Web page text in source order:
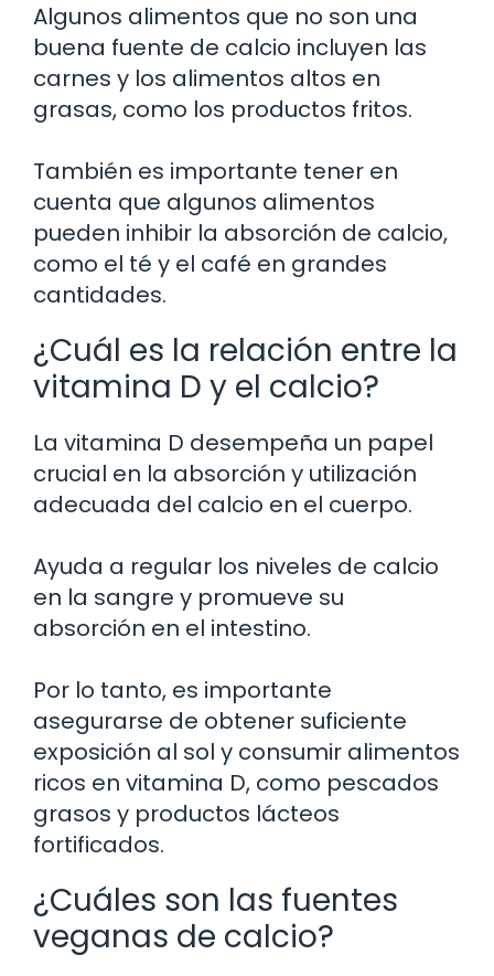
Algunos alimentos que no son una
buena fuente de calcio incluyen las
carnes y los alimentos altos en
grasas, como los productos fritos.
También es importante tener en
cuenta que algunos alimentos
pueden inhibir la absorción de calcio,
como el té y el café en grandes
cantidades.
¿Cuál es la relación entre la
vitamina D y el calcio?
La vitamina D desempeña un papel
crucial en la absorción y utilización
adecuada del calcio en el cuerpo.
Ayuda a regular los niveles de calcio
en la sangre y promueve su
absorción en el intestino.
Por lo tanto, es importante
asegurarse de obtener suficiente
exposición al sol y consumir alimentos
ricos en vitamina D, como pescados
grasos y productos lácteos
fortificados.
¿Cuáles son las fuentes
veganas de calcio?